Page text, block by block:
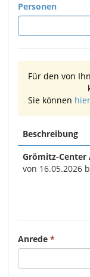
Personen
Für den von
Sie können
Beschreibung
Grömitz-Center
von 16.05.2026
Anrede